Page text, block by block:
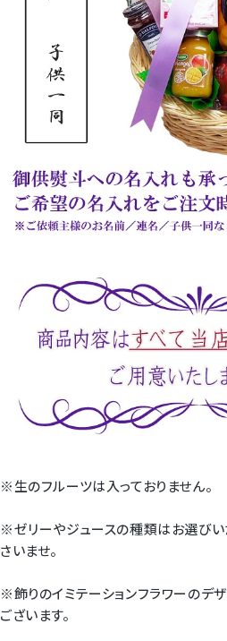
※生のフルーツは入っておりません。
※ゼリーやジュースの種類はお選び
さいませ。
※飾りのイミテーションフラワーのデ
ございます。